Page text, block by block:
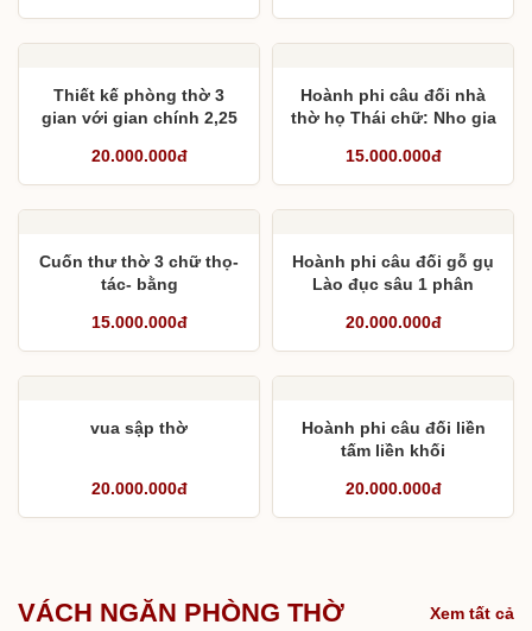
Thiết kế phòng thờ 3
gian với gian chính 2,25
Tứ Linh và sập thờ Mai
Điểu
20.000.000đ
Hoành phi câu đối nhà
thờ họ Thái chữ: Nho gia
15.000.000đ
Cuốn thư thờ 3 chữ thọ-
tác- bằng
15.000.000đ
Hoành phi câu đối gỗ gụ
Lào đục sâu 1 phân
20.000.000đ
vua sập thờ
20.000.000đ
Hoành phi câu đối liền
tấm liền khối
20.000.000đ
VÁCH NGĂN PHÒNG THỜ Xem tất cả